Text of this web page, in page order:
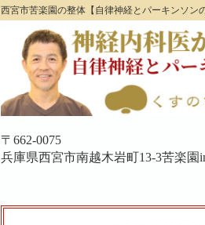
西宮市苦楽園の整体【自律神経とパーキンソン
〒662-0075
兵庫県西宮市南越木岩町13-3苦楽園